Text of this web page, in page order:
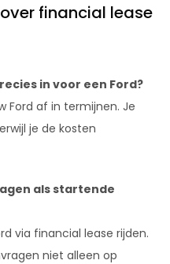
financial lease
in voor een Ford?
Ford af in termijnen. Je
je de kosten
als startende
via financial lease rijden.
niet alleen op